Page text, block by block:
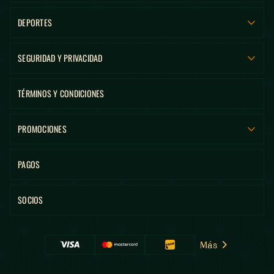
DEPORTES
SEGURIDAD Y PRIVACIDAD
TÉRMINOS Y CONDICIONES
PROMOCIONES
PAGOS
SOCIOS
Más